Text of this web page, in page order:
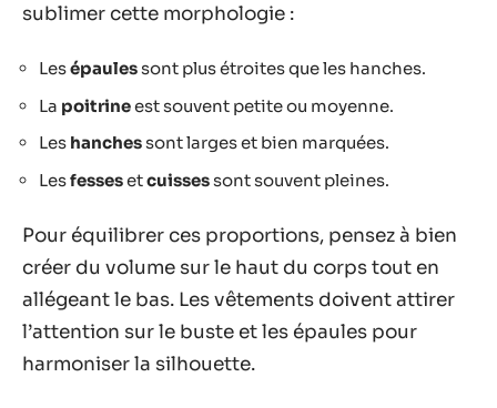
sublimer cette morphologie :
Lesépaulessont plus étroites que les hanches.
La poitrineest souvent petite ou moyenne.
Les hanchessont larges et bien marquées.
Lesfessesetcuissessont souvent pleines.
Pour équilibrer ces proportions, pensez à bien
créer du volume sur le haut du corps tout en
allégeant le bas. Les vêtements doivent attirer
l’attention sur le buste et les épaules pour
harmoniser la silhouette.